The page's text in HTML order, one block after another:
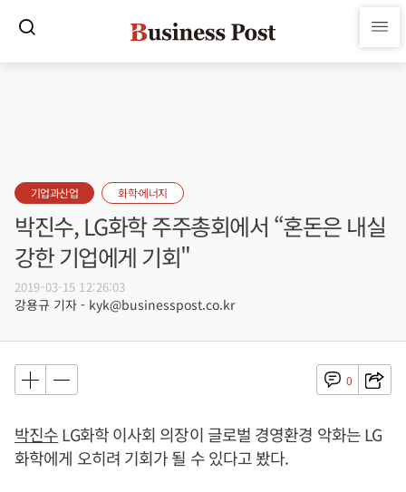
기업과산업 화학·에너지
박진수, LG화학 주주총회에서 “혼돈은 내실
강한 기업에게 기회"
2019-03-15 12:26:03
강용규 기자 - kyk@businesspost.co.kr
0
박진수LG화학 이사회 의장이 글로벌 경영환경 악화는 LG
화학에게 오히려 기회가 될 수 있다고 봤다.